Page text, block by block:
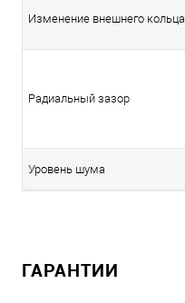
Изменение внешнего кольца
Радиальный зазор
Уровень шума
ГАРАНТИИ